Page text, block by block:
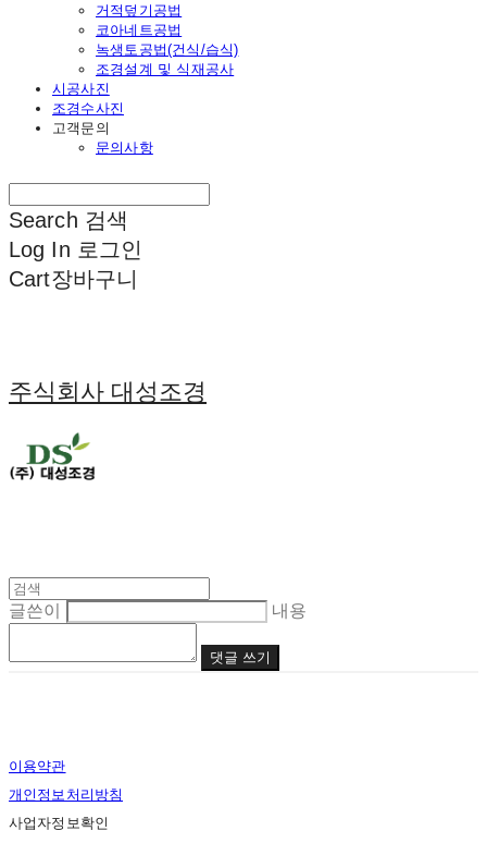
거적덮기공법
코아네트공법
녹생토공법(건식/습식)
조경설계 및 식재공사
시공사진
조경수사진
고객문의
문의사항
Search 검색
Log In 로그인
Cart장바구니
주식회사 대성조경
글쓴이 내용
댓글 쓰기
이용약관
개인정보처리방침
사업자정보확인